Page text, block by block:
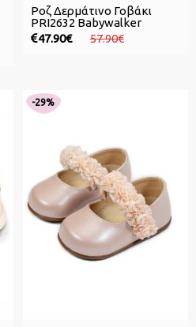
Ροζ Δερμάτινο Γοβάκι
PRI2632 Babywalker
47.90€
57.90€
-29%